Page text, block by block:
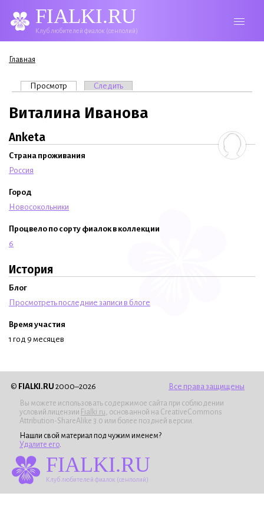
FIALKI.RU
Клуб любителей фиалок (сенполий)
Вы здесь
Главная
Главные вкладки
Просмотр (активная вкладка)
Следить
Виталина Иванова
Anketa
Страна проживания
Россия
Город
Новосокольники
Процвело по сорту фиалок в коллекции
6
История
Блог
Просмотреть последние записи в блоге
Время участия
1 год 9 месяцев
© FIALKI.RU 2000–2026 Все права защищены
Вы можете использовать содержимое сайта при соблюдении
условий лицензии Fialki.ru , основанной на CreativeCommons
Attribution-ShareAlike 3.0 или более поздней версии.
Нашли свой материал под чужим именем?
Удалите его
FIALKI.RU
Клуб любителей фиалок (сенполий)